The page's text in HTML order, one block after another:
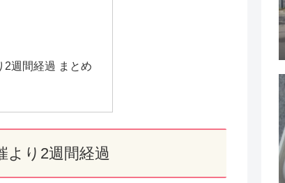
週間経過 まとめ
より2週間経過